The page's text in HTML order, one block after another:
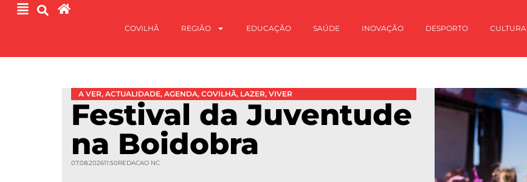
COVILHÃ REGIÃO EDUCAÇÃO SAÚDE INOVAÇÃO DESPORTO CULTURA
A VER, ACTUALIDADE, AGENDA, COVILHÃ, LAZER, VIVER
Festival da Juventude
na Boidobra
07.08.202611:50REDACAO NC